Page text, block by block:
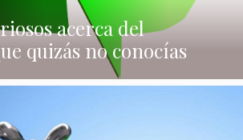
acerca del
quizás no conocías